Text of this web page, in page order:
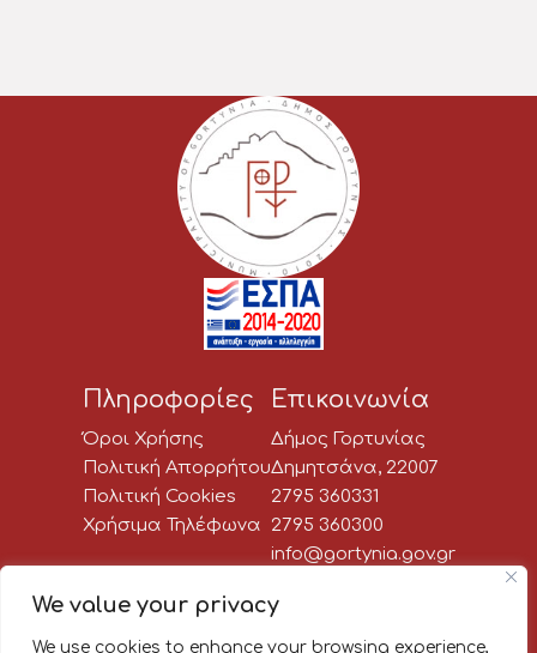
We value your privacy
We use cookies to enhance your browsing experience,
Πληροφορίες
Όροι Χρήσης
Πολιτική Απορρήτου
Πολιτική Cookies
Χρήσιμα Τηλέφωνα
Επικοινωνία
Δήμος Γορτυνίας
Δημητσάνα, 22007
2795 360331
2795 360300
info@gortynia.gov.gr
Social Media